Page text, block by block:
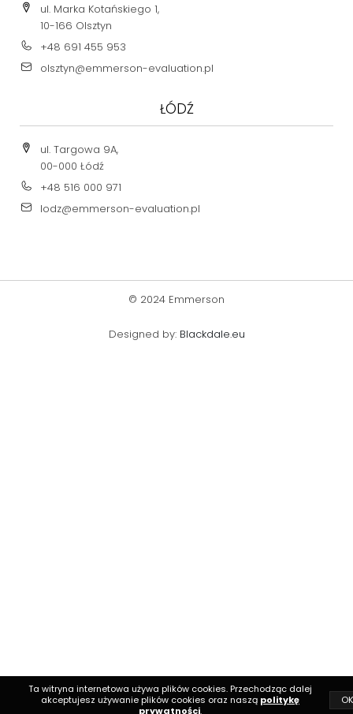
Ta witryna internetowa używa plików cookies. Przechodząc dalej
akceptujesz używanie plików cookies oraz naszą politykę
prywatności.
OK
ul. Marka Kotańskiego 1,
10-166 Olsztyn
+48 691 455 953
olsztyn@emmerson-evaluation.pl
ŁÓDŹ
ul. Targowa 9A,
00-000 Łódź
+48 516 000 971
lodz@emmerson-evaluation.pl
© 2024 Emmerson
Designed by: Blackdale.eu